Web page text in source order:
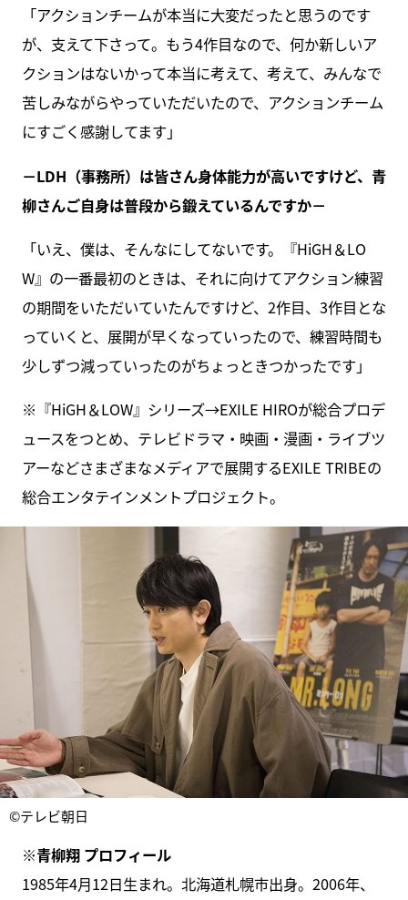
「アクションチームが本当に大変だったと思うのです
が、支えて下さって。もう4作目なので、何か新しいア
クションはないかって本当に考えて、考えて、みんなで
苦しみながらやっていただいたので、アクションチーム
にすごく感謝してます」
－LDH（事務所）は皆さん身体能力が高いですけど、青
柳さんご自身は普段から鍛えているんですか－
「いえ、僕は、そんなにしてないです。『HiGH＆LO
W』の一番最初のときは、それに向けてアクション練習
の期間をいただいていたんですけど、2作目、3作目とな
っていくと、展開が早くなっていったので、練習時間も
少しずつ減っていったのがちょっときつかったです」
※『HiGH＆LOW』シリーズ→EXILE HIROが総合プロデ
ュースをつとめ、テレビドラマ・映画・漫画・ライブツ
アーなどさまざまなメディアで展開するEXILE TRIBEの
総合エンタテインメントプロジェクト。
©テレビ朝日
※青柳翔 プロフィール
1985年4月12日生まれ。北海道札幌市出身。2006年、